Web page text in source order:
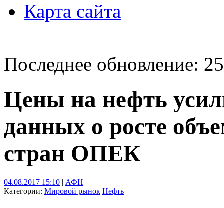
Карта сайта
Последнее обновление:
Цены на нефть
данных о росте
стран ОПЕК
04.08.2017 15:10 | АФН
Категории: Мировой рынок Нефть